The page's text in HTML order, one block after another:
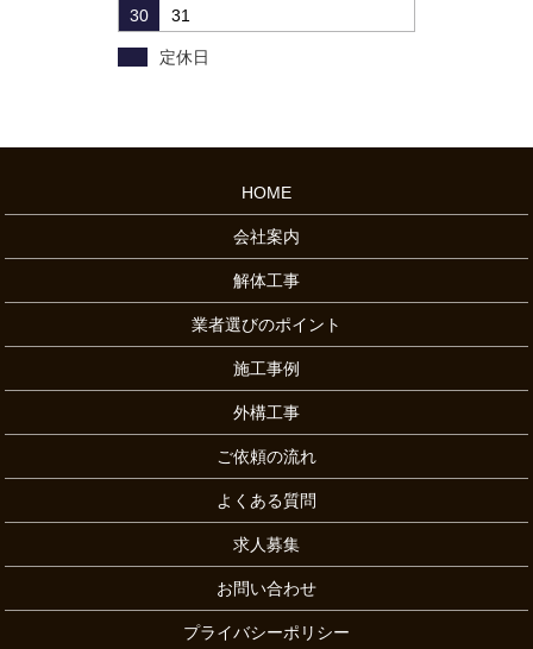
30
31
定休日
HOME
会社案内
解体工事
業者選びのポイント
施工事例
外構工事
ご依頼の流れ
よくある質問
求人募集
お問い合わせ
プライバシーポリシー